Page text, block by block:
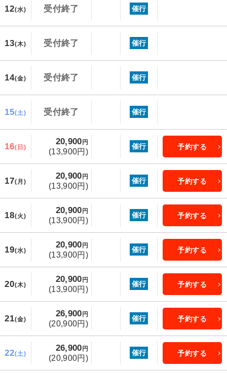
12(水) 受付終了 催行
13(木) 受付終了 催行
14(金) 受付終了 催行
15(土) 受付終了 催行
16(日)
20,900 円
(13,900円)
催行 予約する
17(月)
20,900 円
(13,900円)
催行 予約する
18(火)
20,900 円
(13,900円)
催行 予約する
19(水)
20,900 円
(13,900円)
催行 予約する
20(木)
20,900 円
(13,900円)
催行 予約する
21(金)
26,900 円
(20,900円)
催行 予約する
22(土)
26,900 円
(20,900円)
催行 予約する